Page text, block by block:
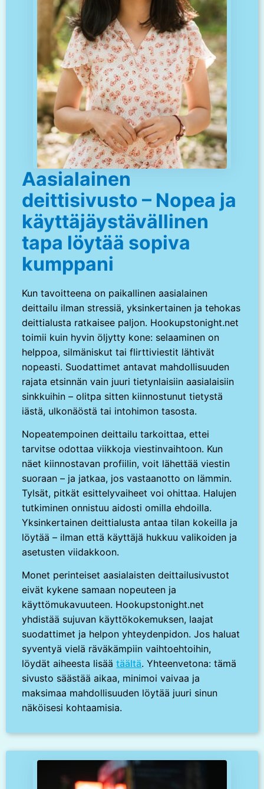
Aasialainen
deittisivusto – Nopea ja
käyttäjäystävällinen
tapa löytää sopiva
kumppani
Kun tavoitteena on paikallinen aasialainen
deittailu ilman stressiä, yksinkertainen ja tehokas
deittialusta ratkaisee paljon. Hookupstonight.net
toimii kuin hyvin öljytty kone: selaaminen on
helppoa, silmäniskut tai flirttiviestit lähtivät
nopeasti. Suodattimet antavat mahdollisuuden
rajata etsinnän vain juuri tietynlaisiin aasialaisiin
sinkkuihin – olitpa sitten kiinnostunut tietystä
iästä, ulkonäöstä tai intohimon tasosta.
Nopeatempoinen deittailu tarkoittaa, ettei
tarvitse odottaa viikkoja viestinvaihtoon. Kun
näet kiinnostavan profiilin, voit lähettää viestin
suoraan – ja jatkaa, jos vastaanotto on lämmin.
Tylsät, pitkät esittelyvaiheet voi ohittaa. Halujen
tutkiminen onnistuu aidosti omilla ehdoilla.
Yksinkertainen deittialusta antaa tilan kokeilla ja
löytää – ilman että käyttäjä hukkuu valikoiden ja
asetusten viidakkoon.
Monet perinteiset aasialaisten deittailusivustot
eivät kykene samaan nopeuteen ja
käyttömukavuuteen. Hookupstonight.net
yhdistää sujuvan käyttökokemuksen, laajat
suodattimet ja helpon yhteydenpidon. Jos haluat
syventyä vielä räväkämpiin vaihtoehtoihin,
löydät aiheesta lisäätäältä. Yhteenvetona: tämä
sivusto säästää aikaa, minimoi vaivaa ja
maksimaa mahdollisuuden löytää juuri sinun
näköisesi kohtaamisia.